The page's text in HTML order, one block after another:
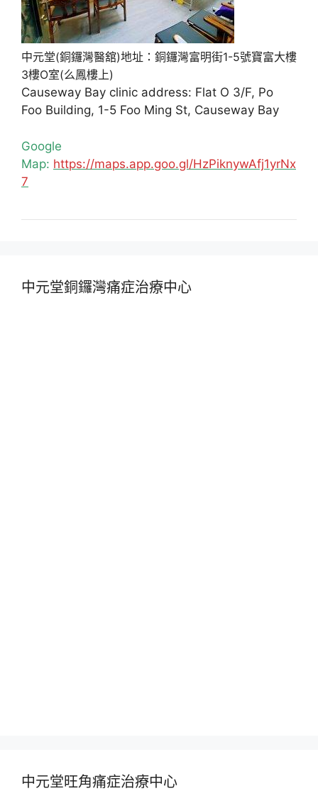
中元堂(銅鑼灣醫舘)地址：銅鑼灣富明街1-5號寶富大樓
3樓O室(么鳳樓上)
Causeway Bay clinic address: Flat O 3/F, Po
Foo Building, 1-5 Foo Ming St, Causeway Bay
Google
Map: https://maps.app.goo.gl/HzPiknywAfj1yrNx
7
中元堂銅鑼灣痛症治療中心
中元堂旺角痛症治療中心